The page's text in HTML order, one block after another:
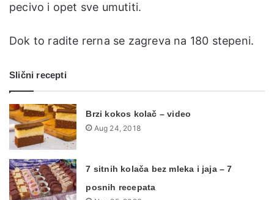
pecivo i opet sve umutiti.
Dok to radite rerna se zagreva na 180 stepeni.
Slični recepti
Brzi kokos kolač – video
Aug 24, 2018
7 sitnih kolača bez mleka i jaja – 7
posnih recepata